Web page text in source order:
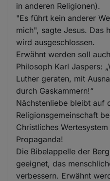
in anderen Religionen).
"Es führt kein anderer
mich", sagte Jesus. Das
wird ausgeschlossen.
Erwähnt werden soll
Philosoph Karl Jaspers:
Luther geraten, mit
durch Gaskammern!“
Nächstenliebe bleibt auf
Religionsgemeinschaft
Christliches
Propaganda!
Die Bibelappelle der
geeignet, das
verbessern. Erwähnt